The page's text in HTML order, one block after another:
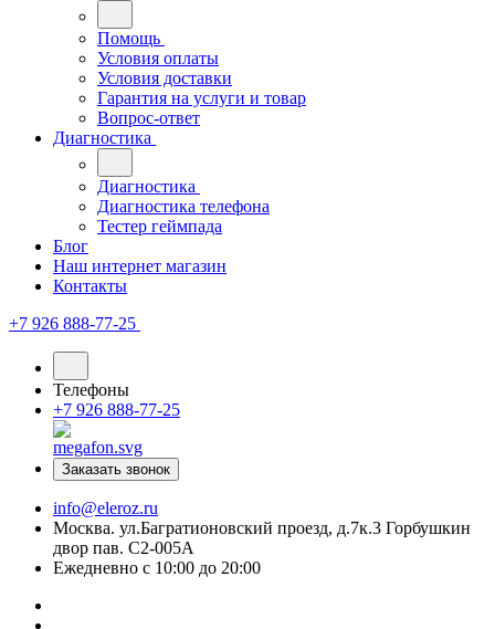
Помощь
Условия оплаты
Условия доставки
Гарантия на услуги и товар
Вопрос-ответ
Диагностика
Диагностика
Диагностика телефона
Тестер геймпада
Блог
Наш интернет магазин
Контакты
+7 926 888-77-25
Телефоны
+7 926 888-77-25
Заказать звонок
info@eleroz.ru
Москва. ул.Багратионовский проезд, д.7к.3 Горбушкин
двор пав. C2-005A
Ежедневно с 10:00 до 20:00